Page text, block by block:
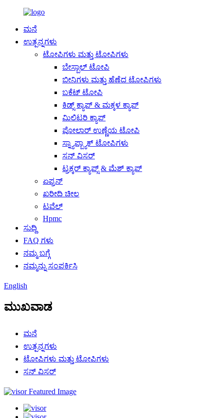
ಮನೆ
ಉತ್ಪನ್ನಗಳು
ಟೋಪಿಗಳು ಮತ್ತು ಟೋಪಿಗಳು
ಬೇಸ್ಬಾಲ್ ಟೋಪಿ
ಬೀನಿಗಳು ಮತ್ತು ಹೆಣೆದ ಟೋಪಿಗಳು
ಬಕೆಟ್ ಟೋಪಿ
ಕಿಡ್ಸ್ ಕ್ಯಾಪ್ & ಮಕ್ಕಳ ಕ್ಯಾಪ್
ಮಿಲಿಟರಿ ಕ್ಯಾಪ್
ಪೋಲಾರ್ ಉಣ್ಣೆಯ ಟೋಪಿ
ಸ್ನ್ಯಾಪ್ಬ್ಯಾಕ್ ಟೋಪಿಗಳು
ಸನ್ ವಿಸರ್
ಟ್ರಕ್ಕರ್ ಕ್ಯಾಪ್ಸ್ & ಮೆಶ್ ಕ್ಯಾಪ್
ಏಪ್ರನ್
ಖರೀದಿ ಚೀಲ
ಟವೆಲ್
Hpmc
ಸುದ್ದಿ
FAQ ಗಳು
ನಮ್ಮ ಬಗ್ಗೆ
ನಮ್ಮನ್ನು ಸಂಪರ್ಕಿಸಿ
English
ಮುಖವಾಡ
ಮನೆ
ಉತ್ಪನ್ನಗಳು
ಟೋಪಿಗಳು ಮತ್ತು ಟೋಪಿಗಳು
ಸನ್ ವಿಸರ್